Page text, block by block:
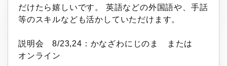
だけたら嬉しいです。 英語などの外国語や、手話
等のスキルなども活かしていただけます。
説明会 8/23,24：かなざわにじのま または
オンライン